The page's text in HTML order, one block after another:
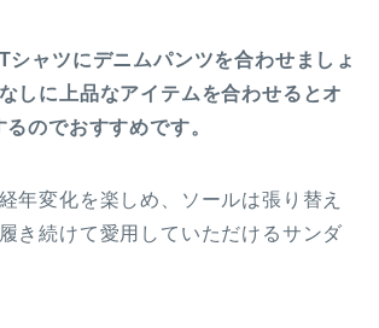
シャツにデニムパンツを合わせましょ
しに上品なアイテムを合わせるとオ
のでおすすめです。
年変化を楽しめ、ソールは張り替え
き続けて愛用していただけるサンダ